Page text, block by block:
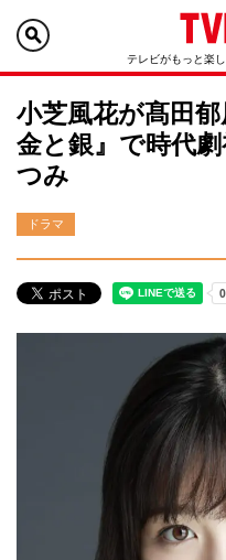
テレビがもっと楽
小芝風花が髙田
金と銀』で時代
つみ
ドラマ